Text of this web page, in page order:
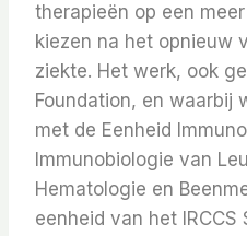
therapieën op een
kiezen na het opnieuw
ziekte. Het werk, ook
Foundation, en waarbij
met de Eenheid
Immunobiologie van
Hematologie en
eenheid van het IRCCS